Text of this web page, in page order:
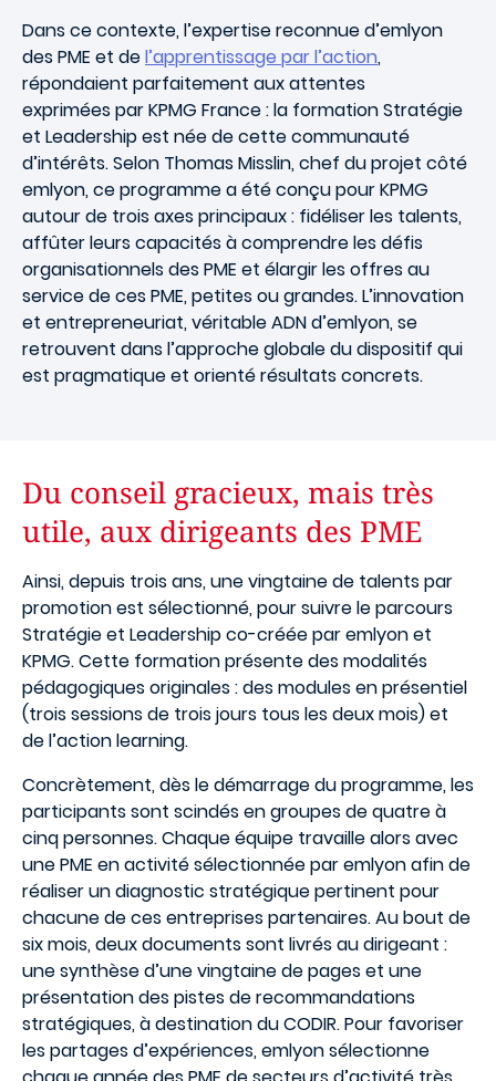
Dans ce contexte, l’expertise reconnue d’emlyon
des PME et del’apprentissage par l’action,
répondaient parfaitement aux attentes
exprimées par KPMG France : la formation Stratégie
et Leadership est née de cette communauté
d’intérêts. Selon Thomas Misslin, chef du projet côté
emlyon, ce programme a été conçu pour KPMG
autour de trois axes principaux : fidéliser les talents,
affûter leurs capacités à comprendre les défis
organisationnels des PME et élargir les offres au
service de ces PME, petites ou grandes. L’innovation
et entrepreneuriat, véritable ADN d’emlyon, se
retrouvent dans l’approche globale du dispositif qui
est pragmatique et orienté résultats concrets.
Du conseil gracieux, mais très
utile, aux dirigeants des PME
Ainsi, depuis trois ans, une vingtaine de talents par
promotion est sélectionné, pour suivre le parcours
Stratégie et Leadership co-créée par emlyon et
KPMG. Cette formation présente des modalités
pédagogiques originales : des modules en présentiel
(trois sessions de trois jours tous les deux mois) et
de l’action learning.
Concrètement, dès le démarrage du programme, les
participants sont scindés en groupes de quatre à
cinq personnes. Chaque équipe travaille alors avec
une PME en activité sélectionnée par emlyon afin de
réaliser un diagnostic stratégique pertinent pour
chacune de ces entreprises partenaires. Au bout de
six mois, deux documents sont livrés au dirigeant :
une synthèse d’une vingtaine de pages et une
présentation des pistes de recommandations
stratégiques, à destination du CODIR. Pour favoriser
les partages d’expériences, emlyon sélectionne